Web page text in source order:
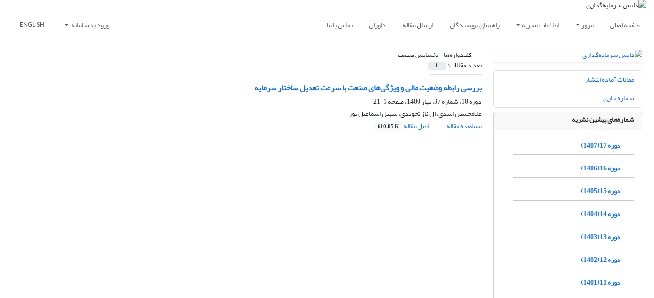
صفحه اصلی مرور اطلاعات نشریه راهنمای نویسندگان ارسال مقاله داوران تماس با ما ورود به سامانه ENGLISH
کلیدواژه‌ها =بخشایش صنعت
تعداد مقالات: 1
بررسی رابطه وضعیت مالی و ویژگی‌های صنعت با سرعت تعدیل ساختار سرمایه
دوره 10، شماره 37، بهار 1400، صفحه
1-21
غلامحسین اسدی، ال ناز تجویدی، سهیل اسماعیل پور
مشاهده مقاله
اصل مقاله 610.05 K
مقالات آماده انتشار
شماره جاری
شماره‌های پیشین نشریه
دوره 17 (1407)
دوره 16 (1406)
دوره 15 (1405)
دوره 14 (1404)
دوره 13 (1403)
دوره 12 (1402)
دوره 11 (1401)